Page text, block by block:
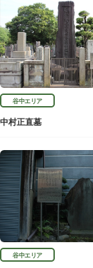
谷中エリア
中村正直墓
谷中エリア